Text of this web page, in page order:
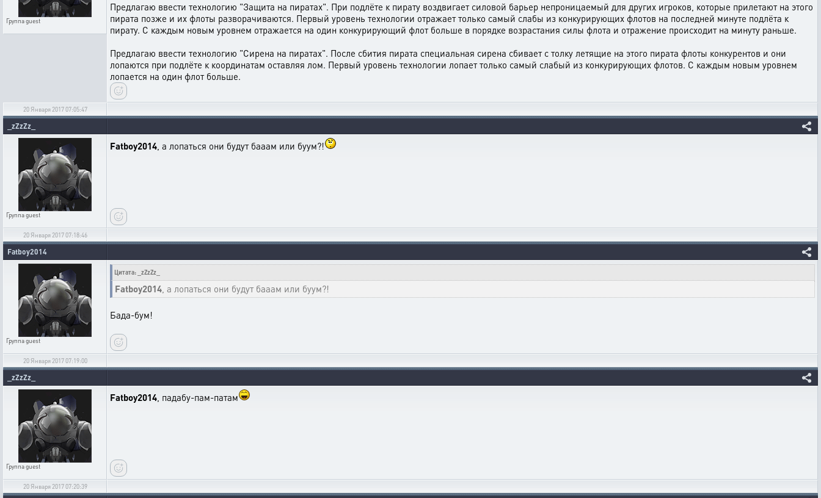
Группаguest
Предлагаю ввести технологию "Защита на пиратах". При подлёте к пирату воздвигает силовой барьер непроницаемый для других игроков, которые прилетают на этого
пирата позже и их флоты разворачиваются. Первый уровень технологии отражает только самый слабы из конкурирующих флотов на последней минуте подлёта к
пирату. С каждым новым уровнем отражается на один конкурирующий флот больше в порядке возрастания силы флота и отражение происходит на минуту раньше.
Предлагаю ввести технологию "Сирена на пиратах". После сбития пирата специальная сирена сбивает с толку летящие на этого пирата флоты конкурентов и они
лопаются при подлёте к координатам оставляя лом. Первый уровень технологии лопает только самый слабый из конкурирующих флотов. С каждым новым уровнем
лопается на один флот больше.
20 Января 2017 07:05:47
_zZzZz_
Группаguest
Fatboy2014, а лопаться они будут бааам или буум?!
20 Января 2017 07:18:46
Fatboy2014
Группаguest
Цитата: _zZzZz_
Fatboy2014, а лопаться они будут бааам или буум?!
Бада-бум!
20 Января 2017 07:19:00
_zZzZz_
Группаguest
Fatboy2014, падабу-пам-патам
20 Января 2017 07:20:39